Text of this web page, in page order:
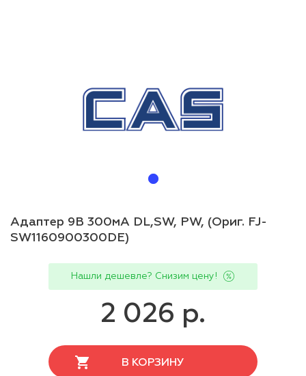
Адаптер 9В 300мА DL,SW, PW, (Ориг. FJ-
SW1160900300DE)
Нашли дешевле? Снизим цену!
2 026 р.
В КОРЗИНУ